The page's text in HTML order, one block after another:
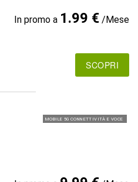
In promo a 1.99 €/Mese
SCOPRI
MOBILE 5G CONNETTIVITÀ E VOCE